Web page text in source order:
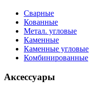
Сварные
Кованные
Метал. угловые
Каменные
Каменные угловые
Комбинированные
Аксессуары